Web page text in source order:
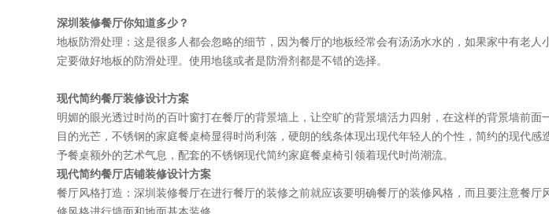
深圳装修餐厅你知道多少？
地板防滑处理：这是很多人都会忽略的细节，因为餐厅的地板经常会有汤汤水水的，如果家中有老人
定要做好地板的防滑处理。使用地毯或者是防滑剂都是不错的选择。
现代简约餐厅装修设计方案
明媚的眼光透过时尚的百叶窗打在餐厅的背景墙上，让空旷的背景墙活力四射，在这样的背景墙前
目的光芒，不锈钢的家庭餐桌椅显得时尚利落，硬朗的线条体现出现代年轻人的个性，简约的现代感
予餐桌额外的艺术气息，配套的不锈钢现代简约家庭餐桌椅引领着现代时尚潮流。
现代简约餐厅店铺装修设计方案
餐厅风格打造：深圳装修餐厅在进行餐厅的装修之前就应该要明确餐厅的装修风格，而且要注意餐厅